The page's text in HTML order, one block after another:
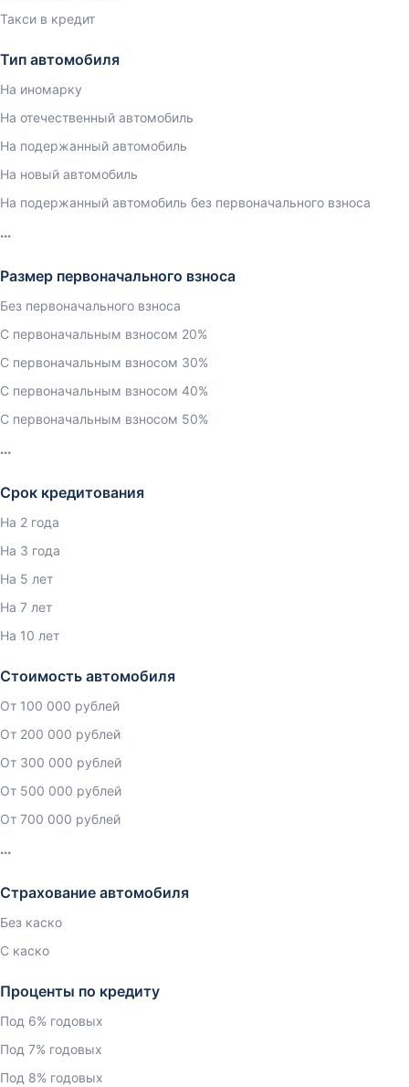
Такси в кредит
Тип автомобиля
На иномарку
На отечественный автомобиль
На подержанный автомобиль
На новый автомобиль
На подержанный автомобиль без первоначального взноса
Размер первоначального взноса
Без первоначального взноса
С первоначальным взносом 20%
С первоначальным взносом 30%
С первоначальным взносом 40%
С первоначальным взносом 50%
Срок кредитования
На 2 года
На 3 года
На 5 лет
На 7 лет
На 10 лет
Стоимость автомобиля
От 100 000 рублей
От 200 000 рублей
От 300 000 рублей
От 500 000 рублей
От 700 000 рублей
Страхование автомобиля
Без каско
С каско
Проценты по кредиту
Под 6% годовых
Под 7% годовых
Под 8% годовых